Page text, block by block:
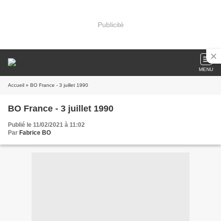
Publicité
MENU
Accueil » BO France - 3 juillet 1990
BO France - 3 juillet 1990
Publié le 11/02/2021 à 11:02
Par Fabrice BO